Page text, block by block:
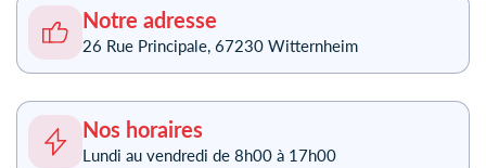
Notre adresse
26 Rue Principale, 67230 Witternheim
Nos horaires
Lundi au vendredi de 8h00 à 17h00